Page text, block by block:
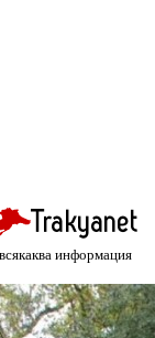
информация